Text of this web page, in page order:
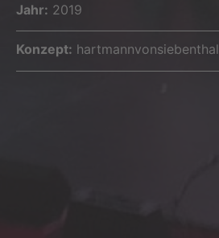
Jahr: 2019
Kon­zept: hartmannvonsiebenthal